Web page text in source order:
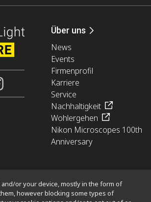
Über uns
News
Events
Firmenprofil
Karriere
Service
Nachhaltigkeit
Wohlergehen
Nikon Microscopes 100th
Anniversary
or your device, mostly in the form of
however blocking some types of